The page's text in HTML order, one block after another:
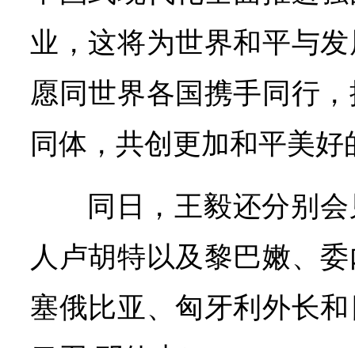
业，这将为世界和平与
愿同世界各国携手同行
同体，共创更加和平美好
同日，王毅还分别
人卢胡特以及黎巴嫩、
塞俄比亚、匈牙利外长